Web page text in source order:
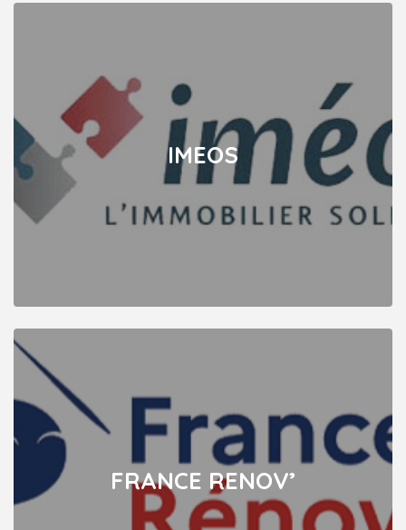
IMEOS
FRANCE RENOV’